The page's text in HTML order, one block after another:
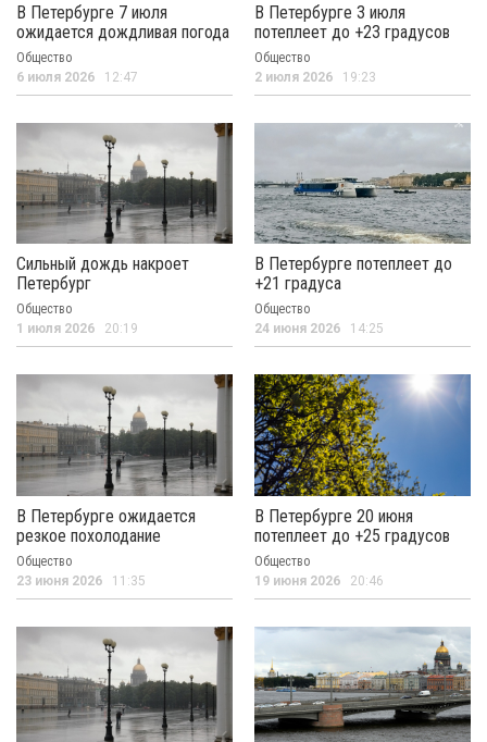
В Петербурге 7 июля
ожидается дождливая погода
Общество
6 июля 2026 12:47
В Петербурге 3 июля
потеплеет до +23 градусов
Общество
2 июля 2026 19:23
Сильный дождь накроет
Петербург
Общество
1 июля 2026 20:19
В Петербурге потеплеет до
+21 градуса
Общество
24 июня 2026 14:25
В Петербурге ожидается
резкое похолодание
Общество
23 июня 2026 11:35
В Петербурге 20 июня
потеплеет до +25 градусов
Общество
19 июня 2026 20:46